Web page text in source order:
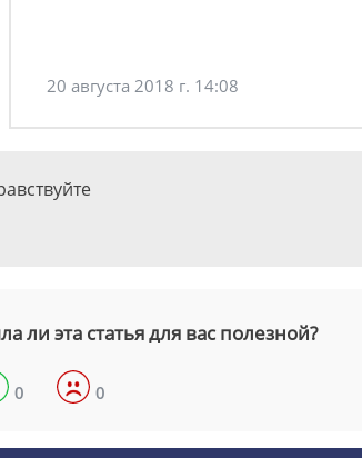
20 августа 2018 г. 14:08
ли эта статья для вас полезной?
0 0